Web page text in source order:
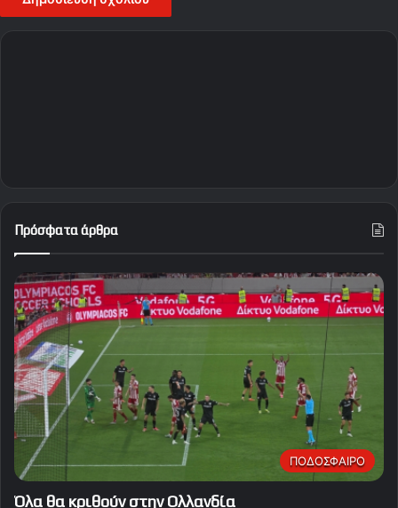
Πρόσφατα άρθρα
ΠΟΔΟΣΦΑΙΡΟ
Όλα θα κριθούν στην Ολλανδία